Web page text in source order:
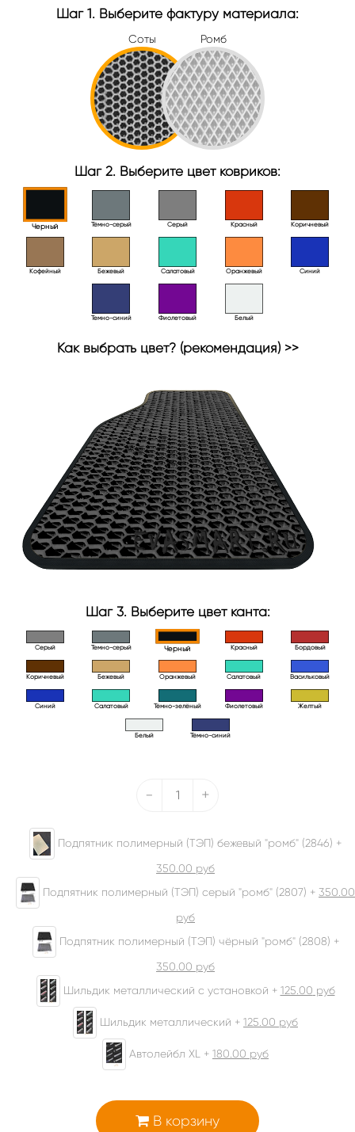
Шаг 1. Выберите фактуру материала:
Соты Ромб
Шаг 2. Выберите цвет ковриков:
Черный Тёмно-серый Серый Красный Коричневый
Кофейный Бежевый Салатовый Оранжевый Синий
Темно-синий Фиолетовый Белый
Как выбрать цвет? (рекомендация) >>
Шаг 3. Выберите цвет канта:
Серый Темно-серый Черный Красный Бордовый
Коричневый Бежевый Оранжевый Салатовый Васильковый
Синий Салатовый Тёмно-зелёный Фиолетовый Желтый
Белый Тёмно-синий
- +
Подпятник полимерный (ТЭП) бежевый "ромб" (2846) +
350.00 руб
Подпятник полимерный (ТЭП) серый "ромб" (2807) + 350.00
руб
Подпятник полимерный (ТЭП) чёрный "ромб" (2808) +
350.00 руб
Шильдик металлический с установкой + 125.00 руб
Шильдик металлический + 125.00 руб
Автолейбл XL + 180.00 руб
В корзину